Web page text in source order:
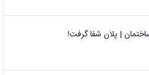
| پلان شفا گرفت!